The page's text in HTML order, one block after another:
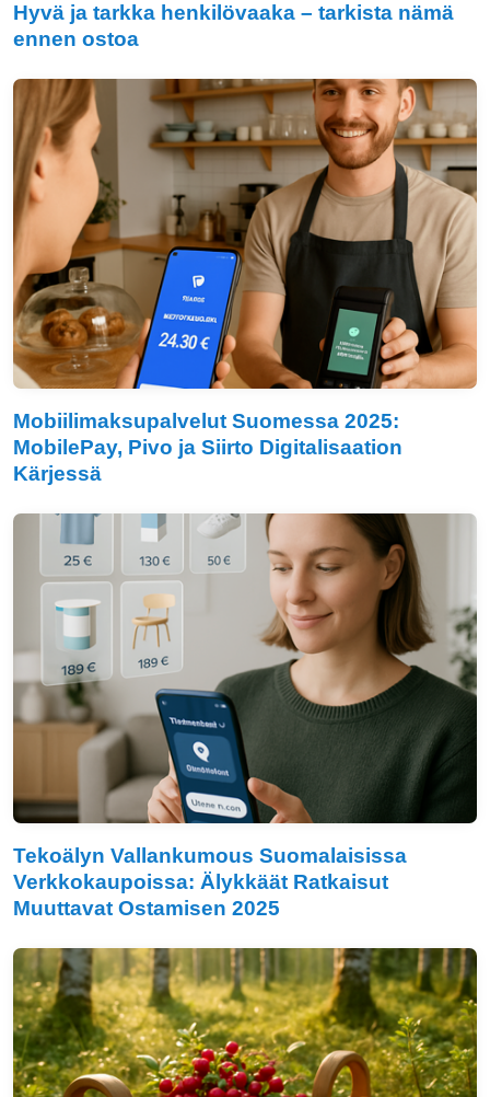
Hyvä ja tarkka henkilövaaka – tarkista nämä
ennen ostoa
Mobiilimaksupalvelut Suomessa 2025:
MobilePay, Pivo ja Siirto Digitalisaation
Kärjessä
Tekoälyn Vallankumous Suomalaisissa
Verkkokaupoissa: Älykkäät Ratkaisut
Muuttavat Ostamisen 2025